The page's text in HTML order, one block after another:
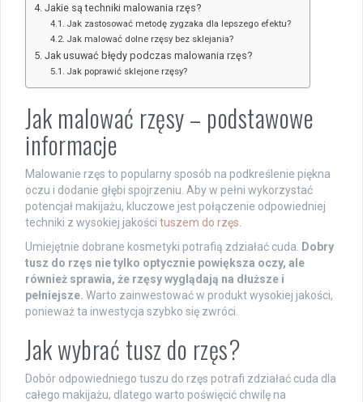
Jakie są techniki malowania rzęs?
Jak zastosować metodę zygzaka dla lepszego efektu?
Jak malować dolne rzęsy bez sklejania?
Jak usuwać błędy podczas malowania rzęs?
Jak poprawić sklejone rzęsy?
Jak malować rzęsy – podstawowe
informacje
Malowanie rzęs to popularny sposób na podkreślenie piękna
oczu i dodanie głębi spojrzeniu. Aby w pełni wykorzystać
potencjał makijażu, kluczowe jest połączenie odpowiedniej
techniki z wysokiej jakości tuszem do rzęs
Umiejętnie dobrane kosmetyki potrafią zdziałać cuda.
Dobry
tusz do rzęs nie tylko optycznie powiększa oczy, ale
również sprawia, że rzęsy wyglądają na dłuższe i
pełniejsze. Warto zainwestować w produkt wysokiej jakości,
ponieważ ta inwestycja szybko się zwróci.
Jak wybrać tusz do rzęs?
Dobór odpowiedniego tuszu do rzęs potrafi zdziałać cuda dla
całego makijażu, dlatego warto poświęcić chwilę na